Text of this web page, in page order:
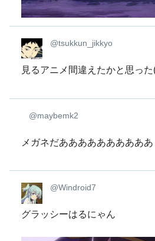
@tsukkun_jikkyo
見るアニメ間違えたかと思っ
@maybemk2
メガネだああああああああああ
@Windroid7
グラッシーはるにゃん